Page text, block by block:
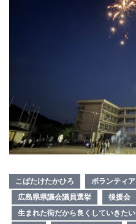
こばたけたかひろ ボランティア
広島県県議会議員選挙
後援会
生まれた街だから良くしていきたい